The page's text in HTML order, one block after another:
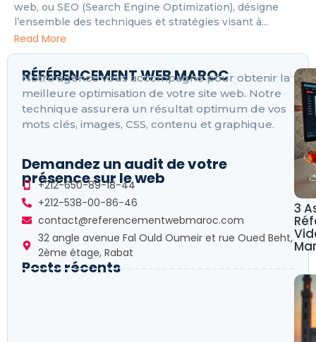
web, ou SEO (Search Engine Optimization), désigne
l’ensemble des techniques et stratégies visant à...
Read More
RÉFÉRENCEMENT WEB MAROC
Notre agence vous accompagne pour obtenir la
meilleure optimisation de votre site web. Notre
technique assurera un résultat optimum de vos
mots clés, images, CSS, contenu et graphique.
Demandez un audit de votre
présence sur le web
+212-650-89-18-44
+212-538-00-86-46
contact@referencementwebmaroc.com
32 angle avenue Fal Ould Oumeir et rue Oued Beht,
2ème étage, Rabat
Posts récents
3